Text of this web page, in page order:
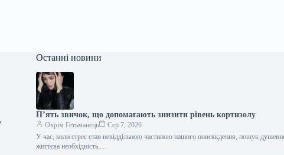
Останні новини
П’ять звичок, що допомагають знизити рівень кортизолу
Охрім Гетьманець
Сер 7, 2026
У час, коли стрес став невіддільною частиною нашого повсякдення, пошук
життєва необхідність.…